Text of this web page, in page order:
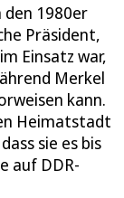
1980er
Präsident,
Einsatz war,
Merkel
kann.
Heimatstadt
sie es bis
auf DDR-